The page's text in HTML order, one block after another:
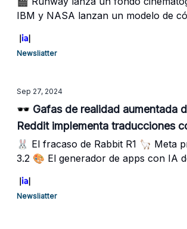
IBM y NASA lanzan un modelo de
idiomas
Newsliatter
Sep 27, 2024
🕶️ Gafas de realidad aumentada
Reddit implementa traducciones
🐰 El fracaso de Rabbit R1 🦙 Meta
3.2 🎨 El generador de apps con IA
Newsliatter